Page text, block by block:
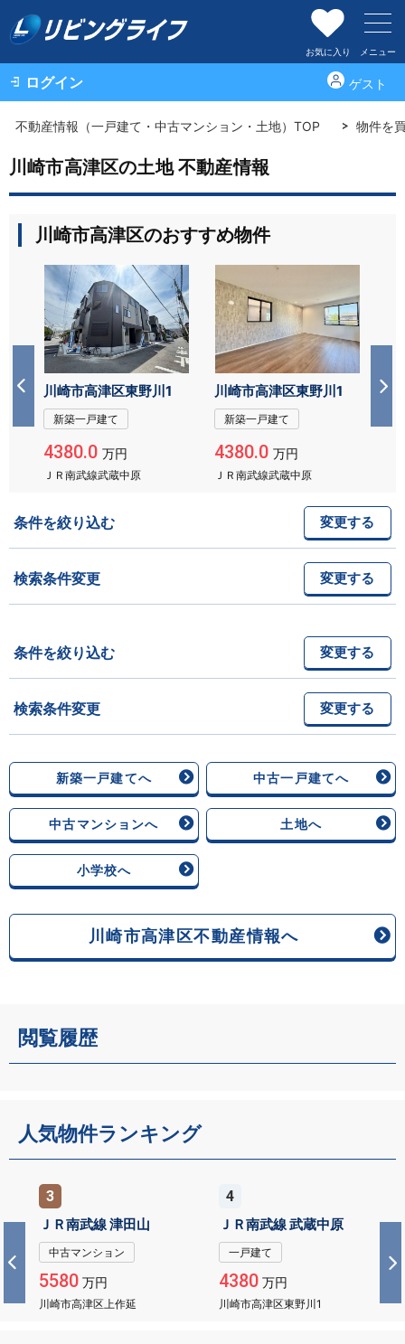
お気に入り メニュー
ログイン ゲスト
不動産情報（一戸建て・中古マンション・土地）TOP 物件を
川崎市高津区の土地 不動産情報
川崎市高津区のおすすめ物件
川崎市高津区東野川1
新築一戸建て
4380.0万円
ＪＲ南武線武蔵中原
川崎市高津区東野川1
新築一戸建て
4380.0万円
ＪＲ南武線武蔵中原
川
条件を絞り込む 変更する
検索条件変更 変更する
条件を絞り込む 変更する
検索条件変更 変更する
新築一戸建てへ 中古一戸建てへ
中古マンションへ 土地へ
小学校へ
川崎市高津区不動産情報へ
閲覧履歴
人気物件ランキング
3
ＪＲ南武線 津田山
中古マンション
5580万円
川崎市高津区上作延
4
ＪＲ南武線 武蔵中原
一戸建て
4380万円
川崎市高津区東野川1